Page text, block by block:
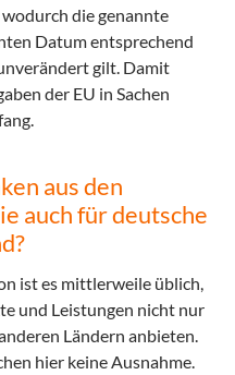
die genannte
Datum entsprechend
gilt. Damit
der EU in Sachen
aus den
auch für deutsche
ist es mittlerweile üblich,
und Leistungen nicht nur
Ländern anbieten.
hier keine Ausnahme.